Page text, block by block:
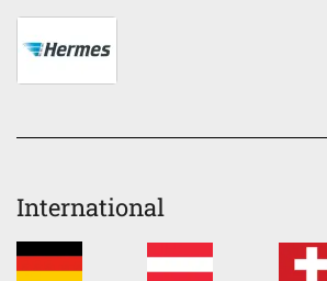
International